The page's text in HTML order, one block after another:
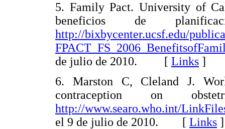
5. Family Pact. University of
beneficios de
http://bixbycenter.ucsf.edu/
de julio de 2010. [ Links ]
6. Marston C, Cleland J.
contraception on
http://www.searo.who.int/
el 9 de julio de 2010. [ Links ]